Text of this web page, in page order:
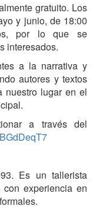
gratuito. Los
y junio, de 18:00
por lo que se
interesados.
a la narrativa y
autores y textos
nuestro lugar en el
a través del
Es un tallerista
experiencia en